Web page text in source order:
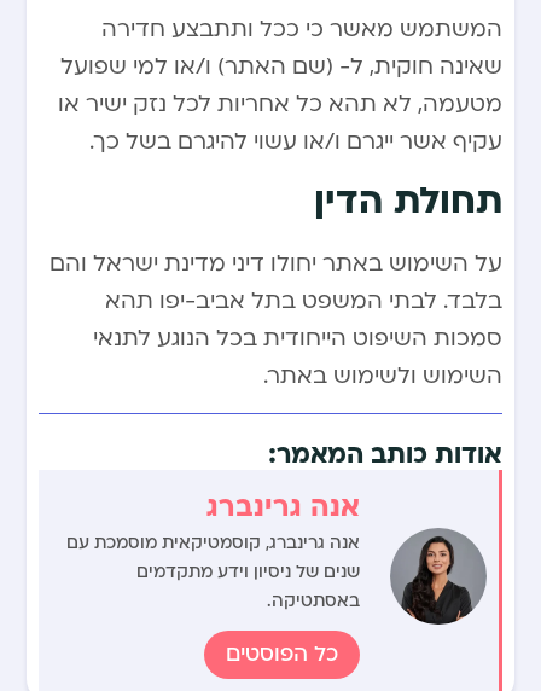
המשתמש מאשר כי ככל ותתבצע חדירה
שאינה חוקית, ל- (שם האתר) ו/או למי שפועל
מטעמה, לא תהא כל אחריות לכל נזק ישיר או
עקיף אשר ייגרם ו/או עשוי להיגרם בשל כך.
תחולת הדין
על השימוש באתר יחולו דיני מדינת ישראל והם
בלבד. לבתי המשפט בתל אביב-יפו תהא
סמכות השיפוט הייחודית בכל הנוגע לתנאי
השימוש ולשימוש באתר.
אודות כותב המאמר:
אנה גרינברג
אנה גרינברג, קוסמטיקאית מוסמכת עם
שנים של ניסיון וידע מתקדמים
באסתטיקה.
כל הפוסטים